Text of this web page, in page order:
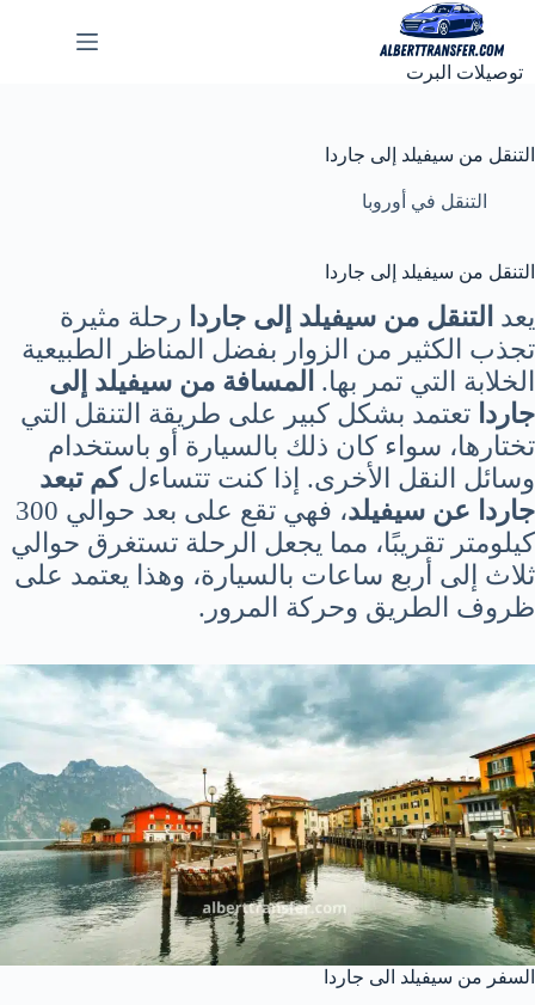
المحتوى
توصيلات البرت
التنقل من سيفيلد إلى جاردا
التنقل في أوروبا
التنقل من سيفيلد إلى جاردا
يعد التنقل من سيفيلد إلى جاردا رحلة مثيرة
تجذب الكثير من الزوار بفضل المناظر الطبيعية
الخلابة التي تمر بها. المسافة من سيفيلد إلى
جاردا تعتمد بشكل كبير على طريقة التنقل التي
تختارها، سواء كان ذلك بالسيارة أو باستخدام
وسائل النقل الأخرى. إذا كنت تتساءلكم تبعد
جاردا عن سيفيلد
، فهي تقع على بعد حوالي 300
كيلومتر تقريبًا، مما يجعل الرحلة تستغرق حوالي
ثلاث إلى أربع ساعات بالسيارة، وهذا يعتمد على
ظروف الطريق وحركة المرور.
السفر من سيفيلد الى جاردا